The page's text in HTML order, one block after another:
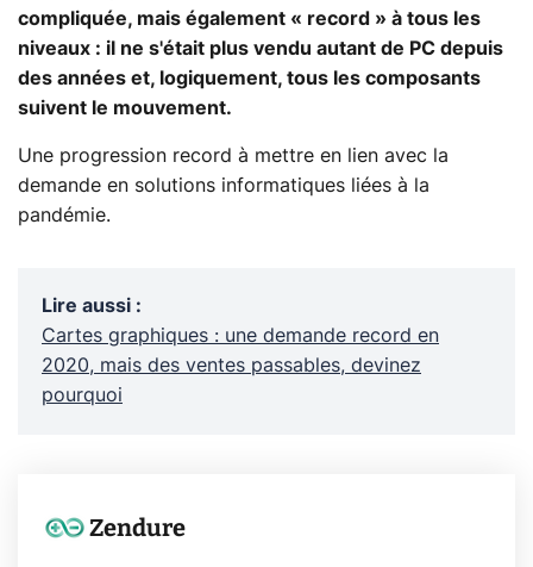
compliquée, mais également « record » à tous les
niveaux : il ne s'était plus vendu autant de PC depuis
des années et, logiquement, tous les composants
suivent le mouvement.
Une progression record à mettre en lien avec la
demande en solutions informatiques liées à la
pandémie.
Lire aussi :
Cartes graphiques : une demande record en
2020, mais des ventes passables, devinez
pourquoi
Zendure